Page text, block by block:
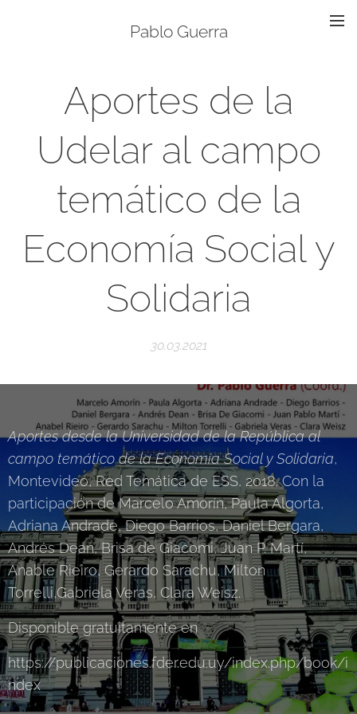
Pablo Guerra
Aportes de la
Udelar al campo
temático de la
Economía Social y
Solidaria
30.03.2021
Aportes desde la Universidad de la República al
campo temático de la Economía Social y Solidaria,
Montevideo, Red Temática de ESS, 2018. Con la
participación de Marcelo Amorín, Paula Algorta,
Adriana Andrade, Diego Barrios, Daniel Bergara,
Andrés Dean, Brisa de Giacomi, Juan P. Martí,
Anable Rieiro, Gerardo Sarachu, Milton
Torrelli,Gabriela Veras, Clara Weisz.
Disponible gratuitamente en
https://publicaciones.fder.edu.uy/index.php/book/i
ndex